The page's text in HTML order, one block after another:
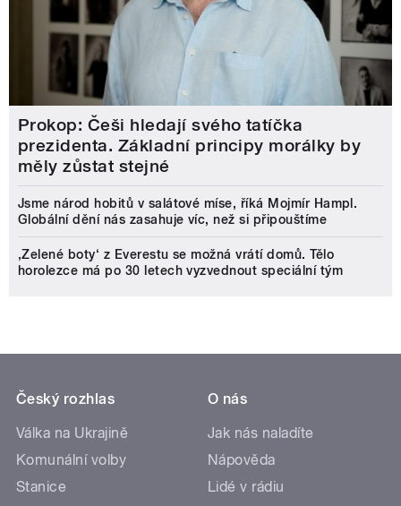
Prokop: Češi hledají svého tatíčka
prezidenta. Základní principy morálky by
měly zůstat stejné
Jsme národ hobitů v salátové míse, říká Mojmír Hampl.
Globální dění nás zasahuje víc, než si připouštíme
‚Zelené boty‘ z Everestu se možná vrátí domů. Tělo
horolezce má po 30 letech vyzvednout speciální tým
Český rozhlas
Válka na Ukrajině
Komunální volby
Stanice
O nás
Jak nás naladíte
Nápověda
Lidé v rádiu